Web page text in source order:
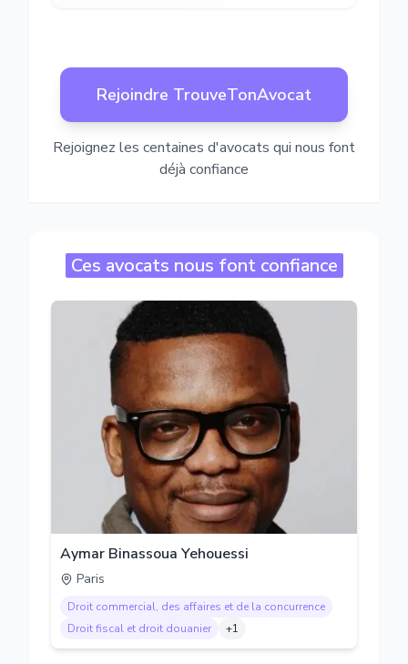
Rejoindre TrouveTonAvocat
Rejoignez les centaines d'avocats qui nous font
déjà confiance
Ces avocats nous font confiance
Aymar Binassoua Yehouessi
Paris
Droit commercial, des affaires et de la concurrence
Droit fiscal et droit douanier
+1